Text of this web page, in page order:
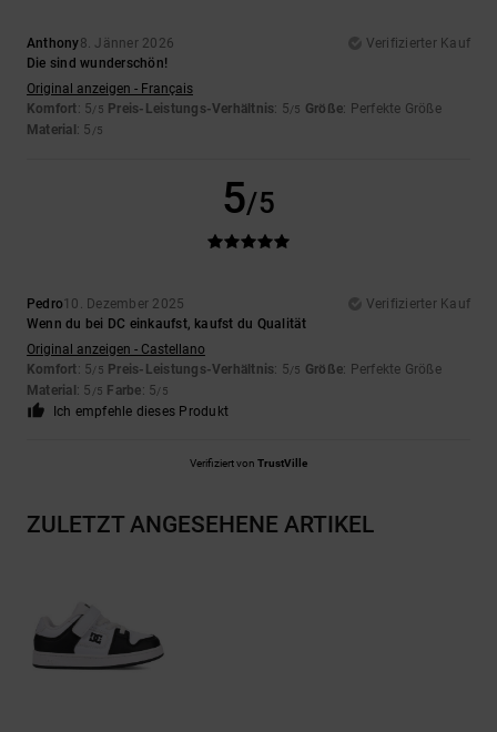
Anthony8. Jänner 2026
Verifizierter Kauf
Die sind wunderschön!
Original anzeigen - Français
Komfort: 5/5 Preis-Leistungs-Verhältnis: 5/5 Größe: Perfekte Größe
Material : 5 /5
5/5
Pedro10. Dezember 2025
Verifizierter Kauf
Wenn du bei DC einkaufst, kaufst du Qualität
Original anzeigen - Castellano
Komfort: 5/5 Preis-Leistungs-Verhältnis: 5/5 Größe: Perfekte Größe
Material : 5 /5 Farbe: 5/5
Ich empfehle dieses Produkt
Verifiziert von TrustVille
ZULETZT ANGESEHENE ARTIKEL